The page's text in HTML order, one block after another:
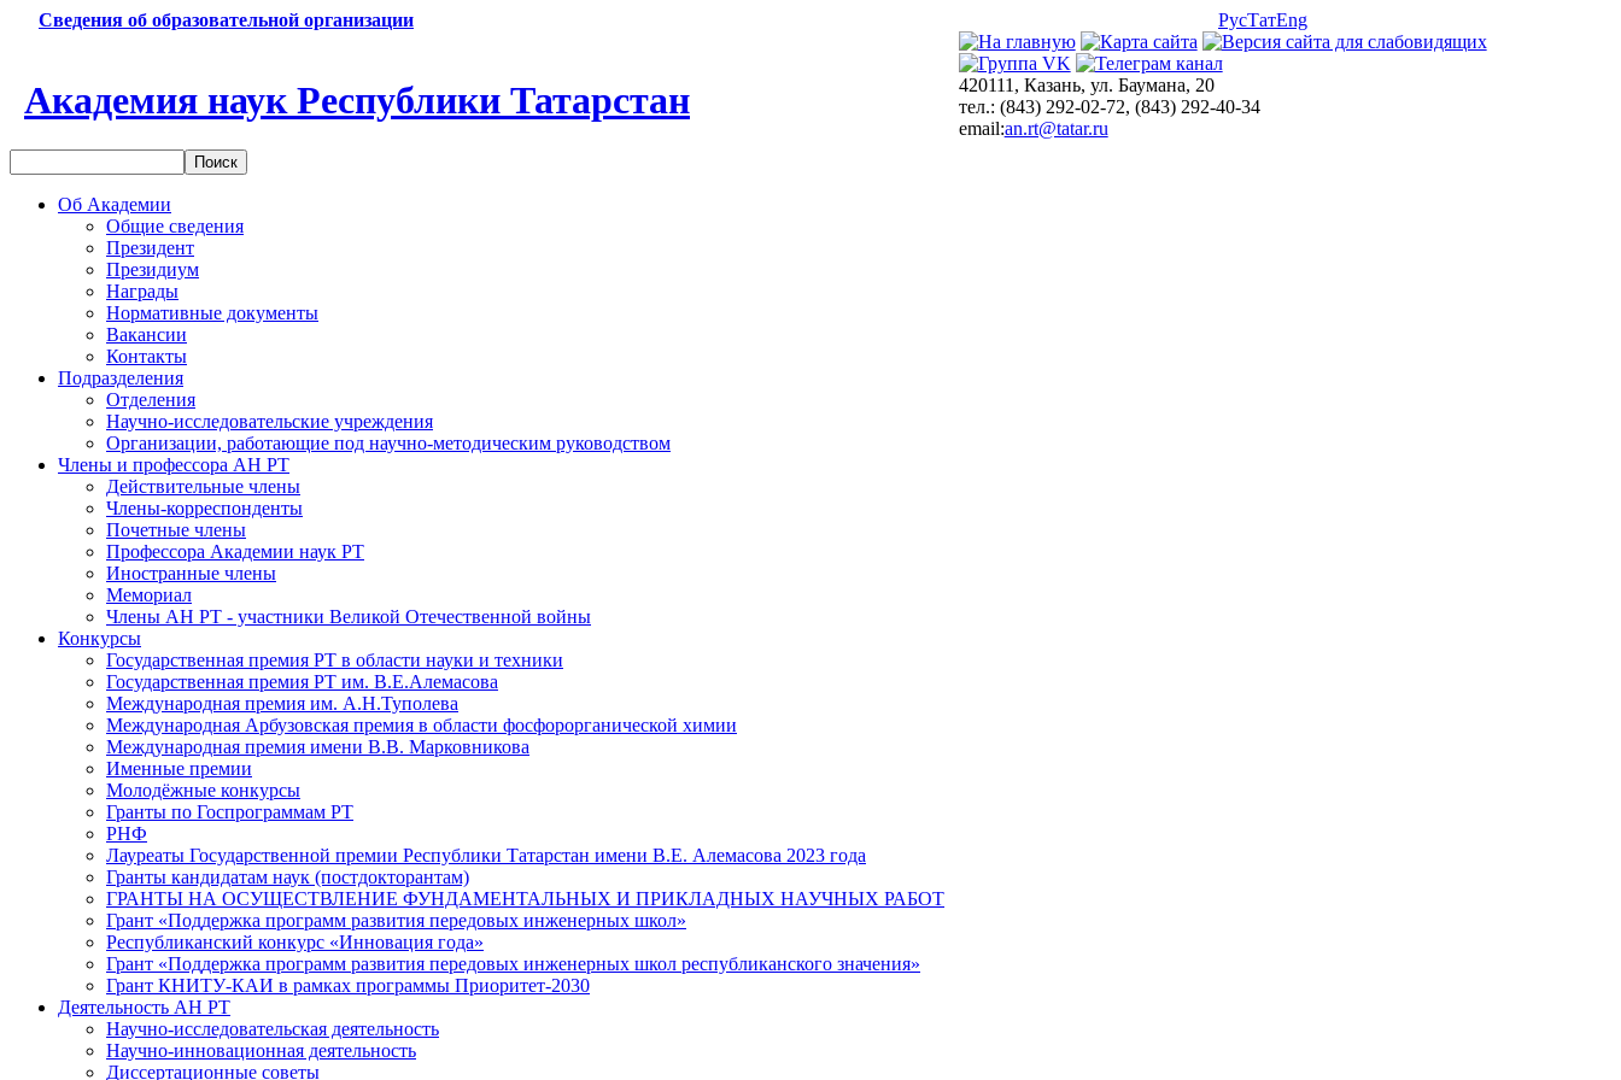
Сведения об образовательной организации РусТатEng
Академия наук Республики Татарстан
420111, Казань, ул. Баумана, 20
тел.: (843) 292-02-72, (843) 292-40-34
email:an.rt@tatar.ru
Об Академии
Общие сведения
Президент
Президиум
Награды
Нормативные документы
Вакансии
Контакты
Подразделения
Отделения
Научно-исследовательские учреждения
Организации, работающие под научно-методическим руководством
Члены и профессора АН РТ
Действительные члены
Члены-корреспонденты
Почетные члены
Профессора Академии наук РТ
Иностранные члены
Мемориал
Члены АН РТ - участники Великой Отечественной войны
Конкурсы
Государственная премия РТ в области науки и техники
Государственная премия РТ им. В.Е.Алемасова
Международная премия им. А.Н.Туполева
Международная Арбузовская премия в области фосфорорганической химии
Международная премия имени В.В. Марковникова
Именные премии
Молодёжные конкурсы
Гранты по Госпрограммам РТ
РНФ
Лауреаты Государственной премии Республики Татарстан имени В.Е. Алемасова 2023 года
Гранты кандидатам наук (постдокторантам)
ГРАНТЫ НА ОСУЩЕСТВЛЕНИЕ ФУНДАМЕНТАЛЬНЫХ И ПРИКЛАДНЫХ НАУЧНЫХ РАБОТ
Грант «Поддержка программ развития передовых инженерных школ»
Республиканский конкурс «Инновация года»
Грант «Поддержка программ развития передовых инженерных школ республиканского значения»
Грант КНИТУ-КАИ в рамках программы Приоритет-2030
Деятельность АН РТ
Научно-исследовательская деятельность
Научно-инновационная деятельность
Диссертационные советы